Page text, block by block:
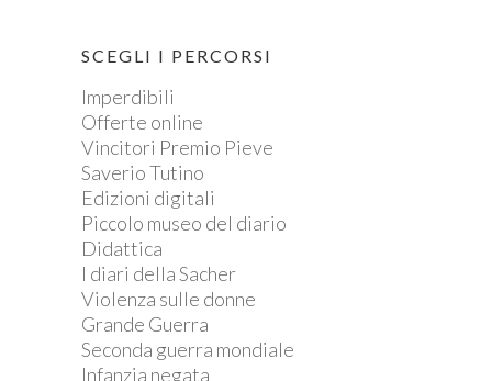
SCEGLI I PERCORSI
Imperdibili
Offerte online
Vincitori Premio Pieve
Saverio Tutino
Edizioni digitali
Piccolo museo del diario
Didattica
I diari della Sacher
Violenza sulle donne
Grande Guerra
Seconda guerra mondiale
Infanzia negata